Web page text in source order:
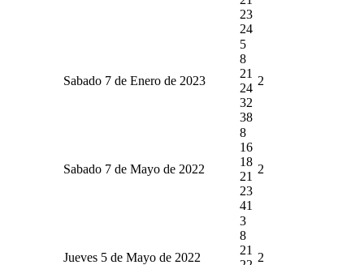
23
24
Sabado 7 de Enero de 2023
5
8
21
24
32
38
2
Sabado 7 de Mayo de 2022
8
16
18
21
23
41
2
Jueves 5 de Mayo de 2022
3
8
21
2